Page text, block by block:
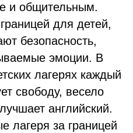
и общительным.
для детей,
безопасность,
эмоции. В
лагерях каждый
свободу, весело
английский.
лагеря за границей